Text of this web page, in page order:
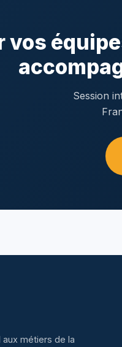
vos
Session
métiers de la